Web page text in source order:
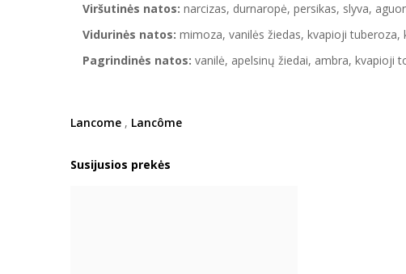
Viršutinės natos: narcizas, durnaropė, persikas, slyva,
Vidurinės natos: mimoza, vanilės žiedas, kvapioji
Pagrindinės natos: vanilė, apelsinų žiedai, ambra, kvapioji
Lancome , Lancôme
Susijusios prekės